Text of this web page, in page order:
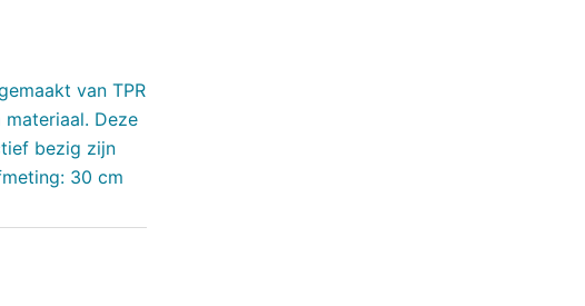
van TPR
Deze
bezig zijn
30 cm